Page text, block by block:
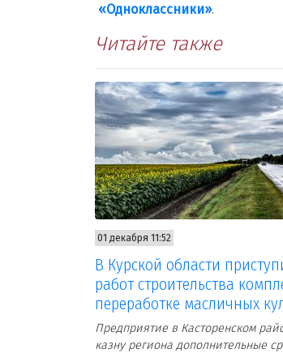
«Одноклассники».
Читайте также
01 декабря 11:52
В Курской области
работ строительства
переработке масличных
Предприятие в Касторенском
казну региона дополнительные